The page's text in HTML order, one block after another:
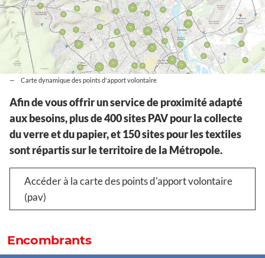
Carte dynamique des points d'apport volontaire
Afin de vous offrir un service de proximité adapté
aux besoins, plus de 400 sites PAV pour la collecte
du verre et du papier, et 150 sites pour les textiles
sont répartis sur le territoire de la Métropole.
Accéder à la carte des points d'apport volontaire
(pav)
Encombrants